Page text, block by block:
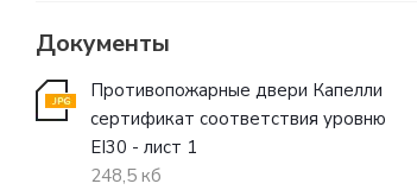
Документы
Противопожарные двери Капелли
сертификат соответствия уровню
EI30 - лист 1
248,5 кб